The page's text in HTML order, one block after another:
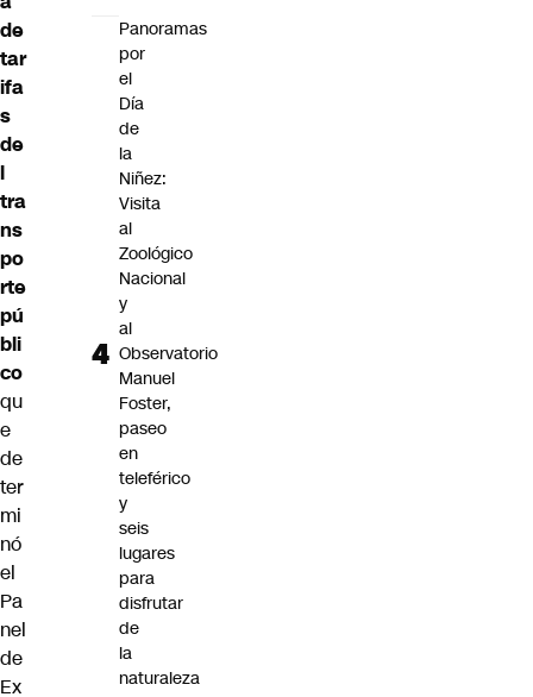
de
tar
ifa
s
de
l
tra
ns
po
rte
pú
bli
co
qu
e
de
ter
mi
nó
el
Pa
nel
de
Ex
Panoramas
por
el
Día
de
la
Niñez:
Visita
al
Zoológico
Nacional
y
al
Observatorio
Manuel
Foster,
paseo
en
teleférico
y
seis
lugares
para
disfrutar
de
la
naturaleza